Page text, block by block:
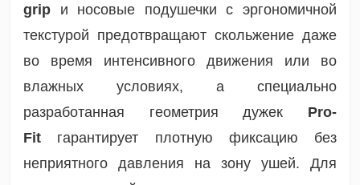
grip
и носовые подушечки с эргономичной
текстурой предотвращают скольжение даже
во время интенсивного движения или во
влажных условиях, а специально
разработанная геометрия дужек
Pro-
Fit
гарантирует плотную фиксацию без
неприятного давления на зону ушей. Для